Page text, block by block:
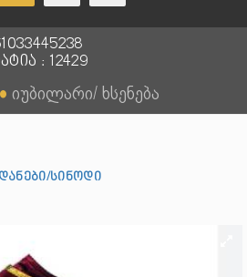
: 12429
● იუბილარი/ ხსენება
სინოდი